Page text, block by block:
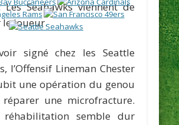
Les Seahawks viennent de
le joueur.
signé chez les Seattle
l’Offensif Lineman Chester
une opération du genou
une microfracture.
semble dur